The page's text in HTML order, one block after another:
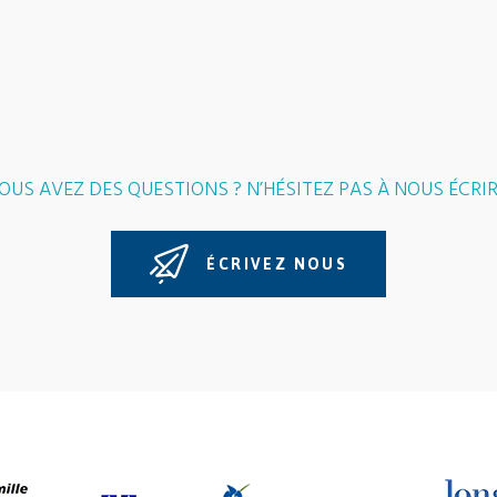
AVEZ DES QUESTIONS ? N’HÉSITEZ PAS À NOUS
ÉCRIVEZ NOUS